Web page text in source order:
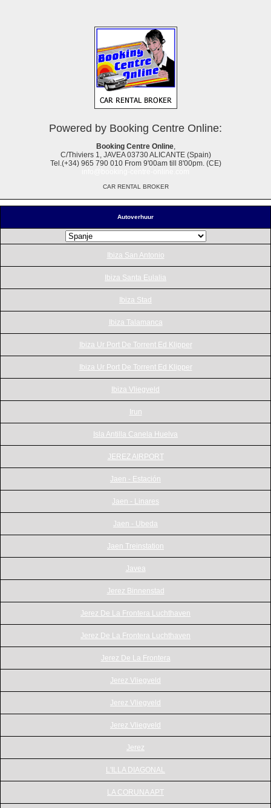
Autoverhuur
Ibiza San Antonio
Ibiza Santa Eulalia
Ibiza Stad
Ibiza Talamanca
Ibiza Ur Port De Torrent Ed Klipper
Ibiza Ur Port De Torrent Ed Klipper
Ibiza Vliegveld
Irun
Isla Antilla Canela Huelva
JEREZ AIRPORT
Jaen - Estación
Jaen - Linares
Jaen - Ubeda
Jaen Treinstation
Javea
Jerez Binnenstad
Jerez De La Frontera Luchthaven
Jerez De La Frontera Luchthaven
Jerez De La Frontera
Jerez Vliegveld
Jerez Vliegveld
Jerez Vliegveld
Jerez
L'ILLA DIAGONAL
LA CORUNA APT
Powered by Booking Centre Online:
Booking Centre Online,
C/Thiviers 1, JAVEA 03730 ALICANTE (Spain)
Tel.(+34) 965 790 010 From 9'00am till 8'00pm. (CE)
CAR RENTAL BROKER